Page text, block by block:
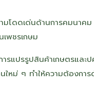
โดดเด่นด้านการคมนาค
พชรเกษม
รแปรรูปสินค้าเกษตรแล
ใหม่ ๆ ทำให้ความต้องก